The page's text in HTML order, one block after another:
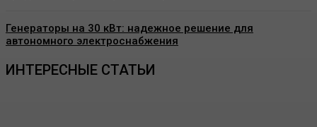
Генераторы на 30 кВт: надежное решение для
автономного электроснабжения
ИНТЕРЕСНЫЕ СТАТЬИ